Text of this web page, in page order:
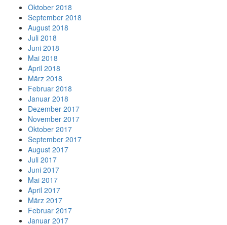
Oktober 2018
September 2018
August 2018
Juli 2018
Juni 2018
Mai 2018
April 2018
März 2018
Februar 2018
Januar 2018
Dezember 2017
November 2017
Oktober 2017
September 2017
August 2017
Juli 2017
Juni 2017
Mai 2017
April 2017
März 2017
Februar 2017
Januar 2017